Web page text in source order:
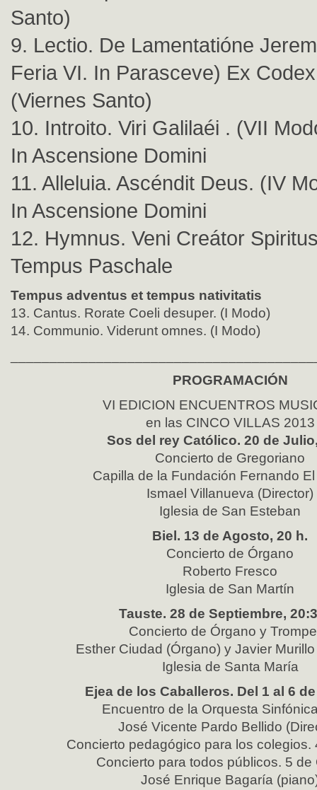
Santo)
9. Lectio. De Lamentatióne
Feria VI. In Parasceve) Ex
(Viernes Santo)
10. Introito. Viri Galilaéi . (VII
In Ascensione Domini
11. Alleluia. Ascéndit Deus. (IV
In Ascensione Domini
12. Hymnus. Veni Creátor
Tempus Paschale
Tempus adventus et tempus nativitatis
13. Cantus. Rorate Coeli desuper. (I Modo)
14. Communio. Viderunt omnes. (I Modo)
PROGRAMACIÓN
VI EDICION ENCUENTROS
en las CINCO VILLAS 2013
Sos del rey Católico. 20 de
Concierto de Gregoriano
Capilla de la Fundación Fernando
Ismael Villanueva (Director)
Iglesia de San Esteban
Biel. 13 de Agosto, 20 h.
Concierto de Órgano
Roberto Fresco
Iglesia de San Martín
Tauste. 28 de Septiembre,
Concierto de Órgano y
Esther Ciudad (Órgano) y Javier
Iglesia de Santa María
Ejea de los Caballeros. Del 1 al 6
Encuentro de la Orquesta
José Vicente Pardo Bellido
Concierto pedagógico para los colegios.
Concierto para todos públicos. 5 de
José Enrique Bagaría